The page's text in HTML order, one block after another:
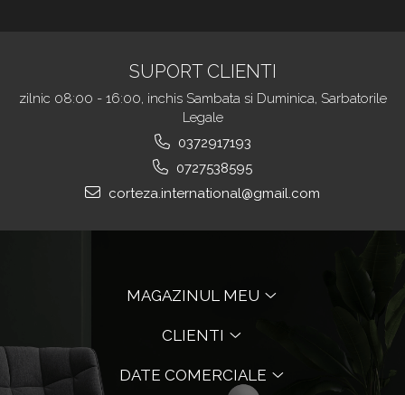
SUPORT CLIENTI
zilnic 08:00 - 16:00, inchis Sambata si Duminica, Sarbatorile
Legale
0372917193
0727538595
corteza.international@gmail.com
MAGAZINUL MEU
CLIENTI
DATE COMERCIALE